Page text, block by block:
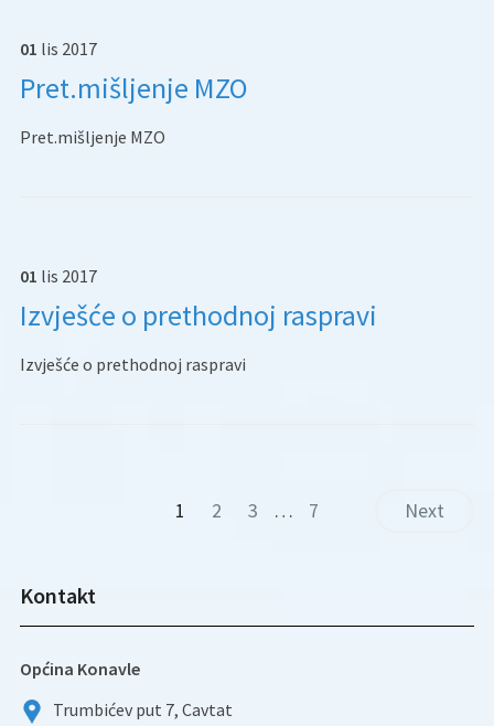
01 lis 2017
Pret.mišljenje MZO
Pret.mišljenje MZO
01 lis 2017
Izvješće o prethodnoj raspravi
Izvješće o prethodnoj raspravi
1 2 3 … 7 Next
Kontakt
Općina Konavle
Trumbićev put 7, Cavtat